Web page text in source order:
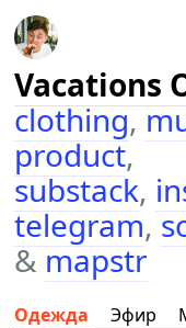
Vacations
clothing,
product,
substack,
telegram,
&mapstr
Одежда Эфир